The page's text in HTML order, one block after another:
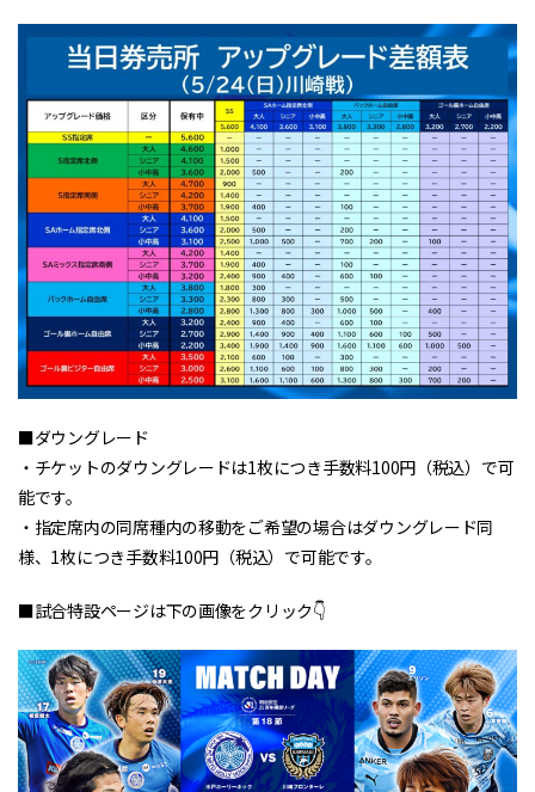
■ダウングレード
・チケットのダウングレードは1枚につき手数料100円（税込）で可
能です。
・指定席内の同席種内の移動をご希望の場合はダウングレード同
様、1枚につき手数料100円（税込）で可能です。
■試合特設ページは下の画像をクリック👇